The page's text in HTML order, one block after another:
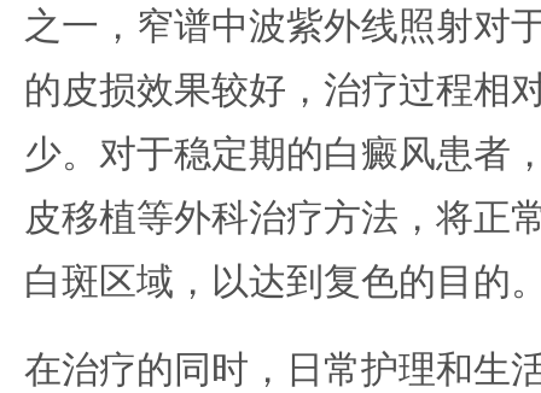
之一，窄谱中波紫外线照射对
的皮损效果较好，治疗过程相
少。对于稳定期的白癜风患者
皮移植等外科治疗方法，将正
白斑区域，以达到复色的目的
在治疗的同时，日常护理和生